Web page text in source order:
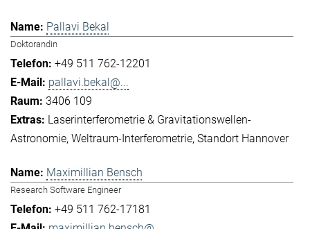
Pallavi Bekal
Doktorandin
+49 511 762-12201
pallavi.bekal@...
3406 109
Laserinterferometrie & Gravitationswellen-
Astronomie Weltraum-Interferometrie Standort Hannover
Maximillian Bensch
Research Software Engineer
+49 511 762-17181